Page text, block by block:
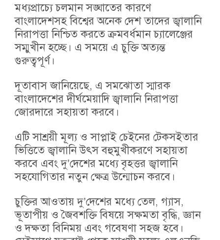
মধ্যপ্রাচ্যে চলমান সঙ্ঘাতের কারণে
বাংলাদেশসহ বিশ্বের অনেক দেশ তাদের জ্বালানি
নিরাপত্তা নিশ্চিত করতে ক্রমবর্ধমান চ্যালেঞ্জের
সম্মুখীন হচ্ছে। এ সময়ে এ চুক্তি অত্যন্ত
গুরুত্বপূর্ণ।
দূতাবাস জানিয়েছে, এ সমঝোতা স্মারক
বাংলাদেশের দীর্ঘমেয়াদি জ্বালানি নিরাপত্তা
জোরদারে সহায়তা করবে।
এটি সাশ্রয়ী মূল্য ও সাপ্লাই চেইনের টেকসইতার
ভিত্তিতে জ্বালানি উৎস বহুমুখীকরণে সহায়তা
করবে এবং দু’দেশের মধ্যে বৃহত্তর জ্বালানি
সহযোগিতার নতুন ক্ষেত্র উন্মোচন করবে।
চুক্তির আওতায় দু’দেশের মধ্যে তেল, গ্যাস,
ভূতাপীয় ও জৈবশক্তি বিষয়ে সক্ষমতা বৃদ্ধি, জ্ঞান
ও দক্ষতা বিনিময় এবং গবেষণা সহজ হবে।